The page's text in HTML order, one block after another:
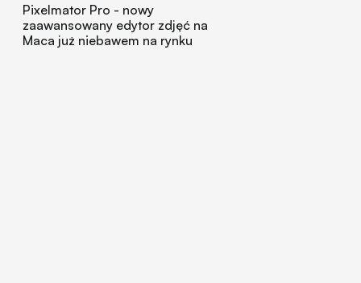
Pixelmator Pro - nowy
zaawansowany edytor zdjęć na
Maca już niebawem na rynku